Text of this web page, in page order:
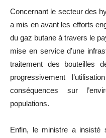
Concernant le secteur des
a mis en avant les efforts
du gaz butane à travers le
mise en service d’une
traitement des bouteilles
progressivement
conséquences sur
populations.
Enfin, le ministre a insisté